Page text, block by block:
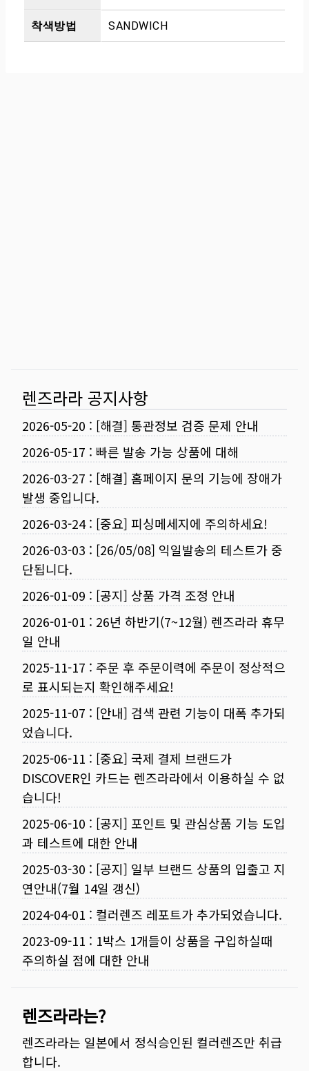
착색방법 SANDWICH
렌즈라라 공지사항
2026-05-20 : [해결] 통관정보 검증 문제 안내
2026-05-17 : 빠른 발송 가능 상품에 대해
2026-03-27 : [해결] 홈페이지 문의 기능에 장애가
발생 중입니다.
2026-03-24: [중요] 피싱메세지에 주의하세요!
2026-03-03 : [26/05/08] 익일발송의 테스트가 중
단됩니다.
2026-01-09 : [공지] 상품 가격 조정 안내
2026-01-01 : 26년 하반기(7~12월) 렌즈라라 휴무
일 안내
2025-11-17 : 주문 후 주문이력에 주문이 정상적으
로 표시되는지 확인해주세요!
2025-11-07 : [안내] 검색 관련 기능이 대폭 추가되
었습니다.
2025-06-11 : [중요] 국제 결제 브랜드가
DISCOVER인 카드는 렌즈라라에서 이용하실 수 없
습니다!
2025-06-10 : [공지] 포인트 및 관심상품 기능 도입
과 테스트에 대한 안내
2025-03-30 : [공지] 일부 브랜드 상품의 입출고 지
연안내(7월 14일 갱신)
2024-04-01 : 컬러렌즈 레포트가 추가되었습니다.
2023-09-11 : 1박스 1개들이 상품을 구입하실때
주의하실 점에 대한 안내
렌즈라라는?
렌즈라라는 일본에서 정식승인된 컬러렌즈만 취급
합니다.